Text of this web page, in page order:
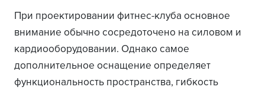
При проектировании фитнес-клуба основное
внимание обычно сосредоточено на силовом и
кардиооборудовании. Однако самое
дополнительное оснащение определяет
функциональность пространства, гибкость